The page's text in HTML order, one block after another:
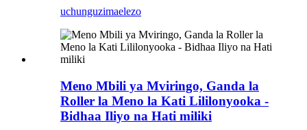
uchunguzimaelezo
Meno Mbili ya Mviringo, Ganda la
Roller la Meno la Kati Lililonyooka -
Bidhaa Iliyo na Hati miliki